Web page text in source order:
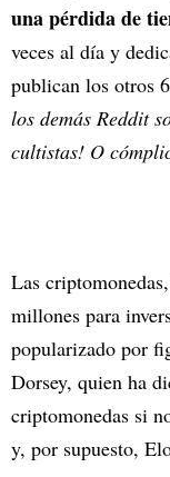
una pérdida de
veces al día y
publican los otros
los demás Reddit
cultistas! O
Las
millones para
popularizado por
Dorsey, quien ha
criptomonedas si
y, por supuesto,